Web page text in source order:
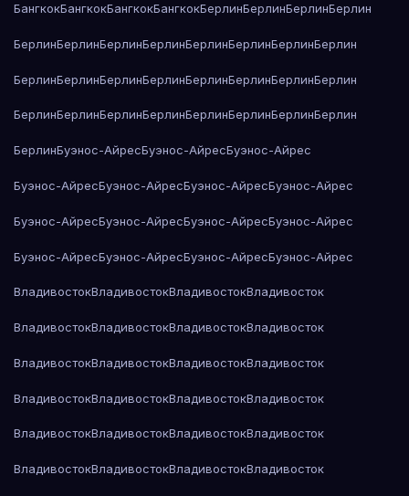
БангкокБангкокБангкокБангкокБерлинБерлинБерлинБерлин
БерлинБерлинБерлинБерлинБерлинБерлинБерлинБерлин
БерлинБерлинБерлинБерлинБерлинБерлинБерлинБерлин
БерлинБерлинБерлинБерлинБерлинБерлинБерлинБерлин
БерлинБуэнос-АйресБуэнос-АйресБуэнос-Айрес
Буэнос-АйресБуэнос-АйресБуэнос-АйресБуэнос-Айрес
Буэнос-АйресБуэнос-АйресБуэнос-АйресБуэнос-Айрес
Буэнос-АйресБуэнос-АйресБуэнос-АйресБуэнос-Айрес
ВладивостокВладивостокВладивостокВладивосток
ВладивостокВладивостокВладивостокВладивосток
ВладивостокВладивостокВладивостокВладивосток
ВладивостокВладивостокВладивостокВладивосток
ВладивостокВладивостокВладивостокВладивосток
ВладивостокВладивостокВладивостокВладивосток